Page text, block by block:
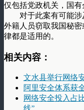
仅包括党政机关，国有
对于此案有可能涉
外籍人员窃取我国秘
律都是适用的。
相关内容：
文水县举行网络
阿里安全体系获
网络安全投入占